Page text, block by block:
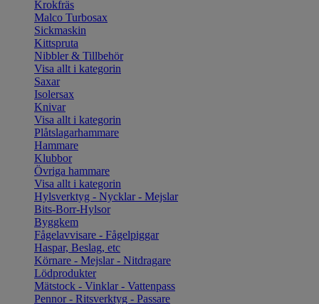
Krokfräs
Malco Turbosax
Sickmaskin
Kittspruta
Nibbler & Tillbehör
Visa allt i kategorin
Saxar
Isolersax
Knivar
Visa allt i kategorin
Plåtslagarhammare
Hammare
Klubbor
Övriga hammare
Visa allt i kategorin
Hylsverktyg - Nycklar - Mejslar
Bits-Borr-Hylsor
Byggkem
Fågelavvisare - Fågelpiggar
Haspar, Beslag, etc
Körnare - Mejslar - Nitdragare
Lödprodukter
Mätstock - Vinklar - Vattenpass
Pennor - Ritsverktyg - Passare